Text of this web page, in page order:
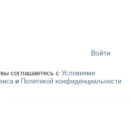
Войти
соглашаетесь с Условиями
и Политикой конфиденциальности